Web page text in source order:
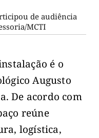
de audiência
MCTI
é o
Augusto
De acordo com
reúne
logística,